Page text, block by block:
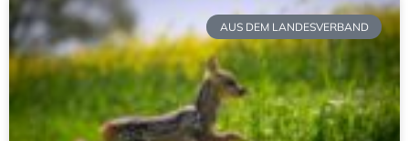
AUS DEM LANDESVERBAND